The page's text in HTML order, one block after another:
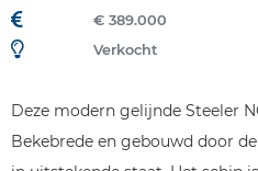
€ 389.000
Verkocht
Deze modern gelijnde Steeler
Bekebrede en gebouwd door